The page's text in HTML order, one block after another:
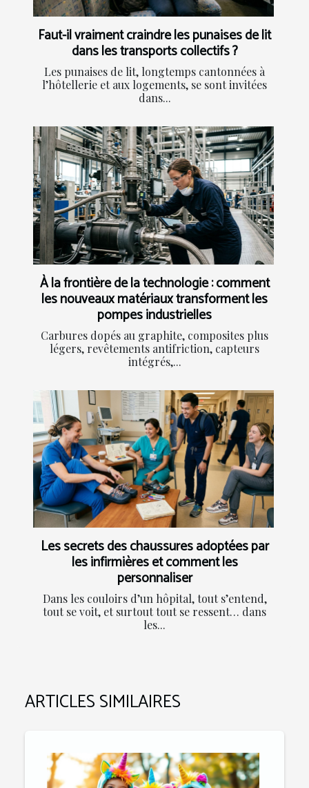
Faut-il vraiment craindre les punaises de lit
dans les transports collectifs ?
Les punaises de lit, longtemps cantonnées à
l’hôtellerie et aux logements, se sont invitées
dans...
À la frontière de la technologie : comment
les nouveaux matériaux transforment les
pompes industrielles
Carbures dopés au graphite, composites plus
légers, revêtements antifriction, capteurs
intégrés,...
Les secrets des chaussures adoptées par
les infirmières et comment les
personnaliser
Dans les couloirs d’un hôpital, tout s’entend,
tout se voit, et surtout tout se ressent… dans
les...
ARTICLES SIMILAIRES